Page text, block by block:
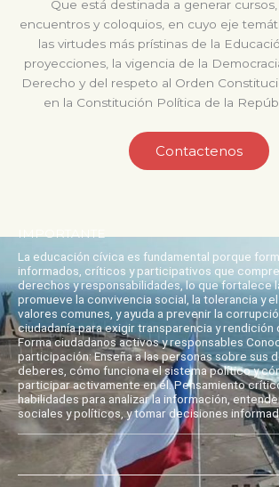
Que está destinada a generar cursos,
encuentros y coloquios, en cuyo eje
las virtudes más prístinas de la
proyecciones, la vigencia de la
Derecho y del respeto al Orden
en la Constitución Política de la
Contactenos
La educación cívica es fundamental porque
informados, críticos y participativos que
derechos y responsabilidades, lo que fortalece
promueve la convivencia social, la tolerancia y
valores comunes, y ayuda a prevenir la
ciudadanía para exigir transparencia y rendición
Forma ciudadanos activos y responsables
participación: Enseña a las personas sobre sus
deberes, cómo funciona el sistema político y
participar activamente en él. Pensamiento
habilidades para analizar la información,
sociales y políticos, y tomar decisiones